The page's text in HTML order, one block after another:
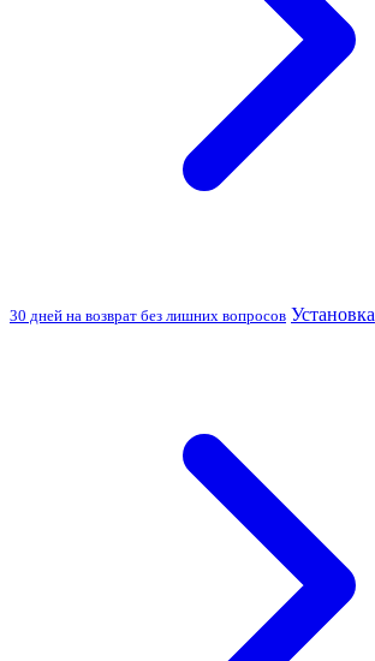
30 дней на возврат без лишних вопросов Установка